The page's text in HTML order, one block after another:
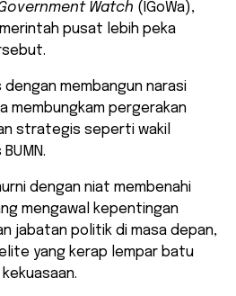
Watch (IGoWa),
pusat lebih peka
membangun narasi
membungkam pergerakan
strategis seperti wakil
dengan niat membenahi
mengawal kepentingan
jabatan politik di masa depan,
yang kerap lempar batu